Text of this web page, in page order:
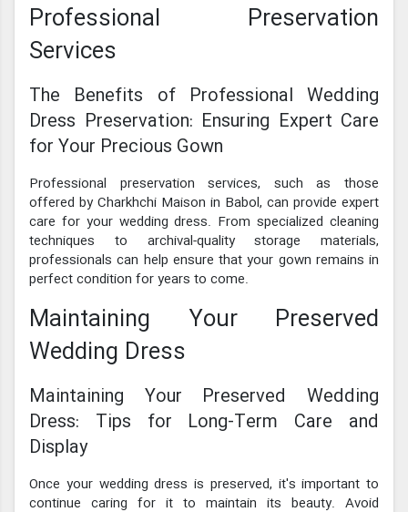
Professional Preservation
Services
The Benefits of Professional Wedding
Dress Preservation: Ensuring Expert Care
for Your Precious Gown
Professional preservation services, such as those
offered by Charkhchi Maison in Babol, can provide expert
care for your wedding dress. From specialized cleaning
techniques to archival-quality storage materials,
professionals can help ensure that your gown remains in
perfect condition for years to come.
Maintaining Your Preserved
Wedding Dress
Maintaining Your Preserved Wedding
Dress: Tips for Long-Term Care and
Display
Once your wedding dress is preserved, it's important to
continue caring for it to maintain its beauty. Avoid